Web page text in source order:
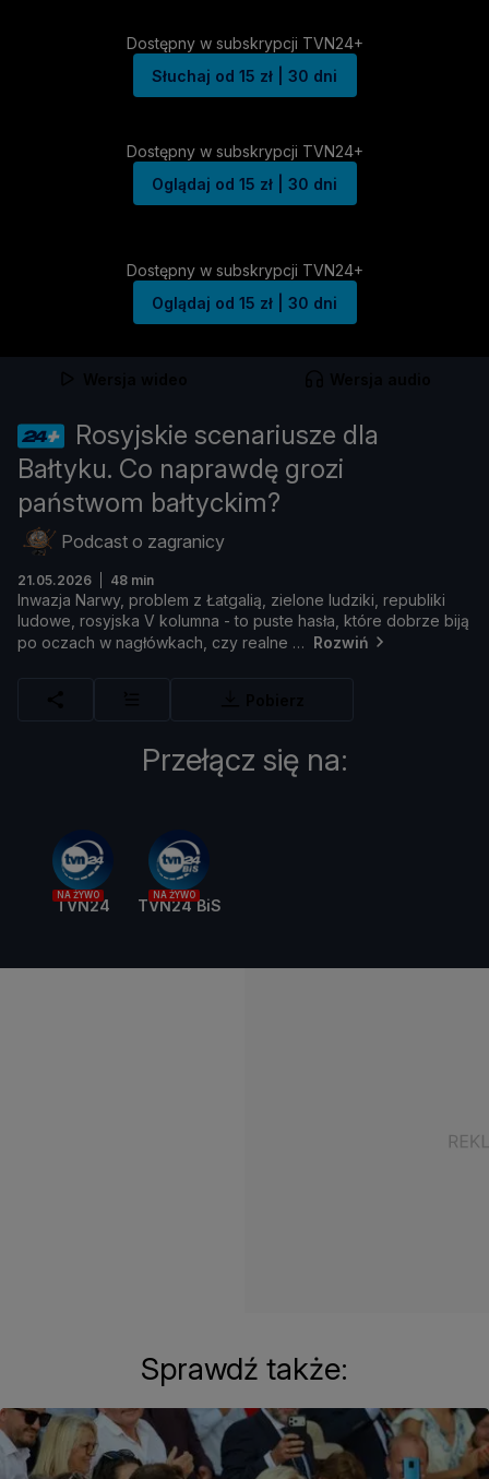
Dostępny w subskrypcji TVN24+
Słuchaj od 15 zł | 30 dni
Dostępny w subskrypcji TVN24+
Oglądaj od 15 zł | 30 dni
Dostępny w subskrypcji TVN24+
Oglądaj od 15 zł | 30 dni
Rosyjskie scenariusze dla
Bałtyku. Co naprawdę grozi
państwom bałtyckim?
Podcast o zagranicy
21.05.2026 48 min
Inwazja Narwy, problem z Łatgalią, zielone ludziki, republiki
ludowe, rosyjska V kolumna -to puste hasła, które dobrze biją
po oczach w nagłówkach, czy realne Rozwiń
Przełącz się na:
NA ŻYWO
TVN24
NA ŻYWO
TVN24 BiS
Sprawdź także: